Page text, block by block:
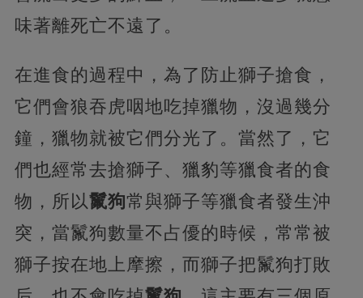
味著離死亡不遠了。
在進食的過程中，為了防止獅子搶食，
它們會狼吞虎咽地吃掉獵物，沒過幾分
鐘，獵物就被它們分光了。當然了，它
們也經常去搶獅子、獵豹等獵食者的食
物，所以鬣狗常與獅子等獵食者發生沖
突，當鬣狗數量不占優的時候，常常被
獅子按在地上摩擦，而獅子把鬣狗打敗